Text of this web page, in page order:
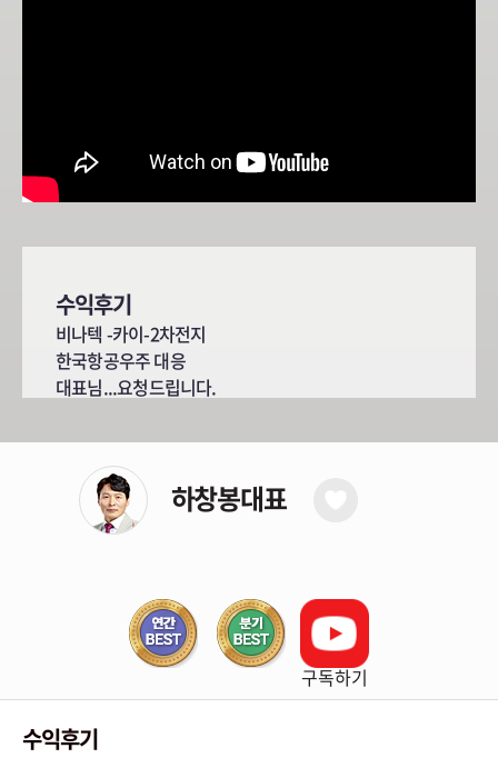
수익후기
비나텍 -카이-2차전지
한국항공우주 대응
대표님...요청드립니다.
하창봉대표
구독하기
수익후기